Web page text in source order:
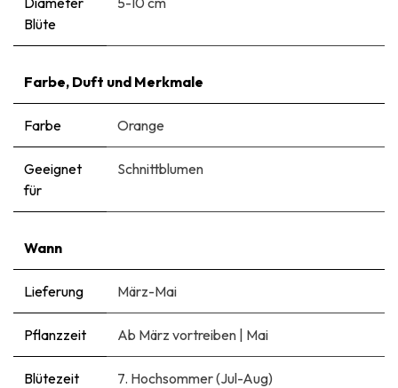
Blüte
Farbe, Duft und Merkmale
Farbe Orange
Geeignet
für
Schnittblumen
Wann
Lieferung März-Mai
Pflanzzeit Ab März vortreiben | Mai
Blütezeit 7. Hochsommer (Jul-Aug)